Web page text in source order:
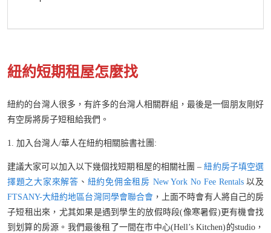
紐約短期租屋怎麼找
紐約的台灣人很多，有許多的台灣人相關群組，最後是一個朋友剛好
有空房將房子短租給我們。
1. 加入台灣人/華人在紐約相關臉書社團:
建議大家可以加入以下幾個找短期租屋的相關社團 –紐約房子填空選
擇題之大家來解答 、 紐約免佣金租房 New York No Fee Rentals以及
FTSANY-大紐約地區台灣同學會聯合會 ，上面不時會有人將自己的房
子短租出來，尤其如果是遇到學生的放假時段(像寒暑假)更有機會找
到划算的房源。我們最後租了一間在市中心(Hell’s Kitchen)的studio，